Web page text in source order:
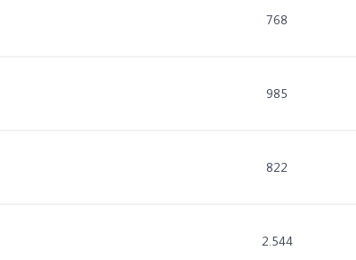
768
985
822
2.544